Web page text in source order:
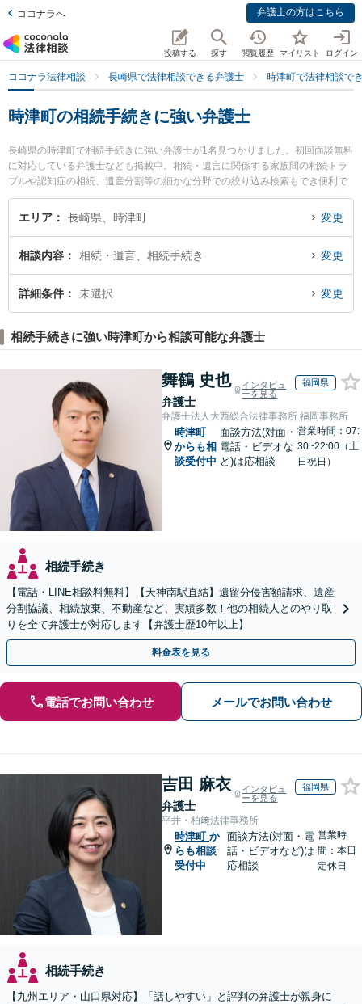
ココナラへ 弁護士の方はこちら
投稿する 探す 閲覧履歴 マイリスト ログイン
ココナラ法律相談 長崎県で法律相談できる弁護士 時津町で法律相談で
時津町の相続手続きに強い弁護士
長崎県の時津町で相続手続きに強い弁護士が1名見つかりました。初回面談無料
に対応している弁護士なども掲載中。相続・遺言に関係する家族間の相続トラ
ブルや認知症の相続、遺産分割等の細かな分野での絞り込み検索もでき便利で
す。特に弁護士法人大村綜合法律事務所 時津オフィスの加藤 貴大弁護士のプロ
フィール情報や弁護士費用、強みなどが注目されています。『時津町で土日や
料で相続手続きを法律相談できる時津町内の弁護士に相談予約したい』などで
お困りの相談者さんにおすすめです。
エリア 長崎県、時津町 変更
相談内容 相続・遺言、相続手続き 変更
詳細条件 未選択 変更
相続手続きに強い時津町から相談可能な弁護士
舞鶴 史也
弁護士
インタビュ
ーを見る
福岡県
弁護士法人大西総合法律事務所 福岡事務所
時津町
からも相
談受付中
面談方法(対面・
電話・ビデオな
ど)は応相談
営業時間：07:
30~22:00（土
日祝日）
相続手続き
【電話・LINE相談料無料】【天神南駅直結】遺留分侵害額請求、遺産
分割協議、相続放棄、不動産など、実績多数！他の相続人とのやり取
りを全て弁護士が対応します【弁護士歴10年以上】
料金表を見る
電話でお問い合わせ メールでお問い合わせ
吉田 麻衣
弁護士
インタビュ
ーを見る
福岡県
平井・柏﨑法律事務所
時津町 か
らも相談
受付中
面談方法(対面・電
話・ビデオなど)は
応相談
営業時
間：本日
定休日
相続手続き
【九州エリア・山口県対応】「話しやすい」と評判の弁護士が親身に